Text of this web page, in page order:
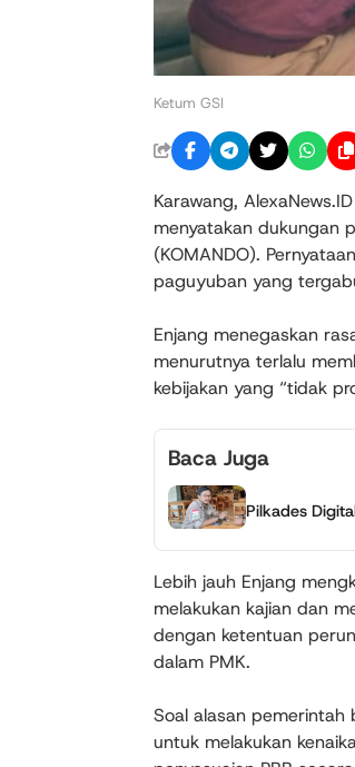
Ketum GSI
Karawang,
menyatakan dukungan
(KOMANDO).
paguyuban yang
Enjang menegaskan
menurutnya terlalu
kebijakan yang “tidak
Baca Juga
Pilkades
Lebih jauh Enjang
melakukan kajian dan
dengan ketentuan
dalam PMK.
Soal alasan pemerintah
untuk melakukan